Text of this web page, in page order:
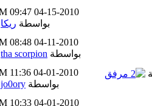
04-15-2010
09:47 AM
بواسطة ريكا
04-11-2010
08:48 AM
بواسطة tha scorpion
04-01-2010
11:36 AM
بواسطة jo0ory
04-01-2010
10:33 AM